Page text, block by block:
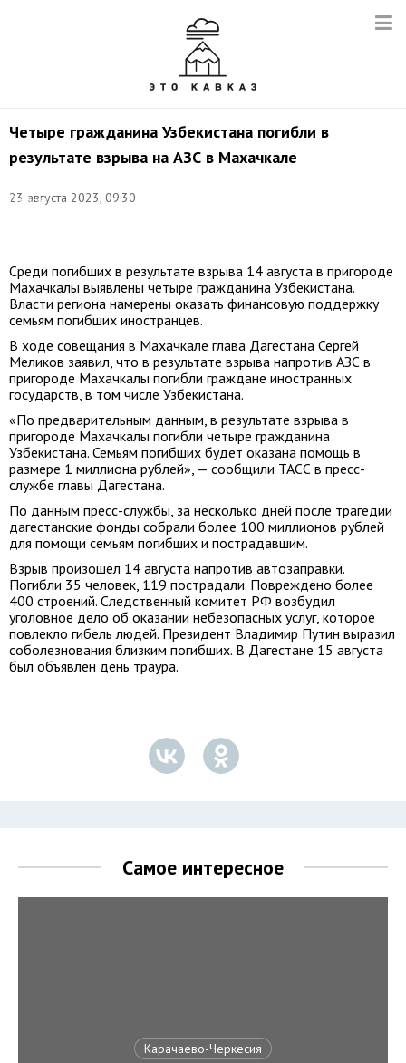
Четыре гражданина Узбекистана погибли в
результате взрыва на АЗС в Махачкале
23 августа 2023, 09:30
Гянжеви
Среди погибших в результате взрыва 14 августа в пригороде
Махачкалы выявлены четыре гражданина Узбекистана.
Власти региона намерены оказать финансовую поддержку
семьям погибших иностранцев.
В ходе совещания в Махачкале глава Дагестана Сергей
Меликов заявил, что в результате взрыва напротив АЗС в
пригороде Махачкалы погибли граждане иностранных
государств, в том числе Узбекистана.
«По предварительным данным, в результате взрыва в
пригороде Махачкалы погибли четыре гражданина
Узбекистана. Семьям погибших будет оказана помощь в
размере 1 миллиона рублей», — сообщили ТАСС в пресс-
службе главы Дагестана.
По данным пресс-службы, за несколько дней после трагедии
дагестанские фонды собрали более 100 миллионов рублей
для помощи семьям погибших и пострадавшим.
Взрыв произошел 14 августа напротив автозаправки.
Погибли 35 человек, 119 пострадали. Повреждено более
400 строений. Следственный комитет РФ возбудил
уголовное дело об оказании небезопасных услуг, которое
повлекло гибель людей. Президент Владимир Путин выразил
соболезнования близким погибших. В Дагестане 15 августа
был объявлен день траура.
Самое интересное
Карачаево-Черкесия